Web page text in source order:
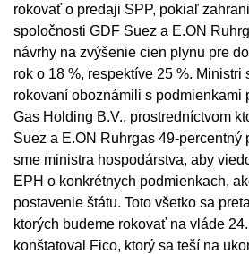
rokovať o predaji SPP, pokiaľ
spoločnosti GDF Suez a E.ON
návrhy na zvýšenie cien plynu pre
rok o 18 %, respektíve 25 %. Ministri
rokovaní oboznámili s podmienkami
Gas Holding B.V., prostredníctvom
Suez a E.ON Ruhrgas 49-percentný
sme ministra hospodárstva, aby
EPH o konkrétnych podmienkach,
postavenie štátu. Toto všetko sa
ktorých budeme rokovať na vláde
konštatoval Fico, ktorý sa teší na